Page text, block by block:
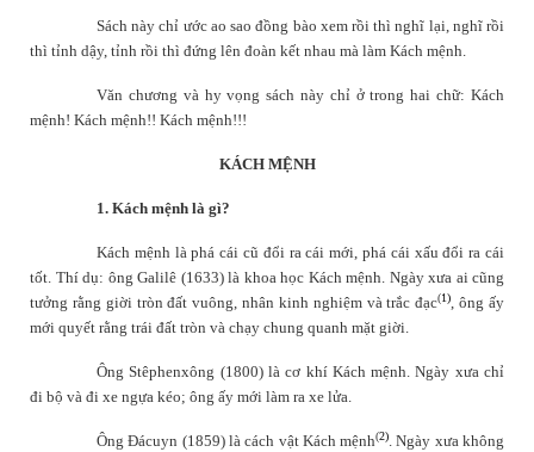
Sách này chỉ ước ao sao đồng bào xem rồi thì nghĩ lại, nghĩ rồi
thì tỉnh dậy, tỉnh rồi thì đứng lên đoàn kết nhau mà làm Kách mệnh.
Văn chương và hy vọng sách này chỉ ở trong hai chữ: Kách
mệnh! Kách mệnh!! Kách mệnh!!!
KÁCH MỆNH
1. Kách mệnh là gì?
Kách mệnh là phá cái cũ đổi ra cái mới, phá cái xấu đổi ra cái
tốt. Thí dụ: ông Galilê (1633) là khoa học Kách mệnh. Ngày xưa ai cũng
tưởng rằng giời tròn đất vuông, nhân kinh nghiệm và trắc đạc(1)
, ông ấy
mới quyết rằng trái đất tròn và chạy chung quanh mặt giời.
Ông Stêphenxông (1800) là cơ khí Kách mệnh. Ngày xưa chỉ
đi bộ và đi xe ngựa kéo; ông ấy mới làm ra xe lửa.
Ông Đácuyn (1859) là cách vật Kách mệnh(2) . Ngày xưa không